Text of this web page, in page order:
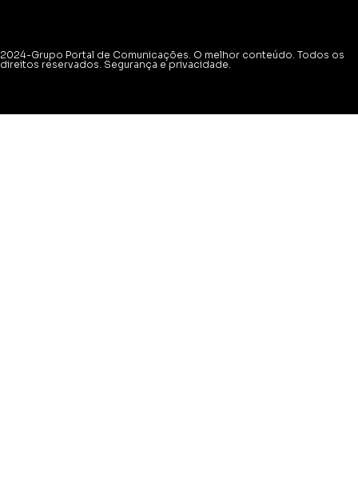
2024-Grupo Portal de Comunicações. O melhor conteúdo. Todos os
direitos reservados. Segurança e privacidade.